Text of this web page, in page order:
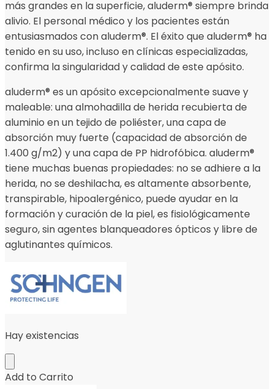
más grandes en la superficie, aluderm® siempre brinda
alivio. El personal médico y los pacientes están
entusiasmados con aluderm®. El éxito que aluderm® ha
tenido en su uso, incluso en clínicas especializadas,
confirma la singularidad y calidad de este apósito.
aluderm® es un apósito excepcionalmente suave y
maleable: una almohadilla de herida recubierta de
aluminio en un tejido de poliéster, una capa de
absorción muy fuerte (capacidad de absorción de
1.400 g/m2) y una capa de PP hidrofóbica. aluderm®
tiene muchas buenas propiedades: no se adhiere a la
herida, no se deshilacha, es altamente absorbente,
transpirable, hipoalergénico, puede ayudar en la
formación y curación de la piel, es fisiológicamente
seguro, sin agentes blanqueadores ópticos y libre de
aglutinantes químicos.
Hay existencias
Add to Carrito